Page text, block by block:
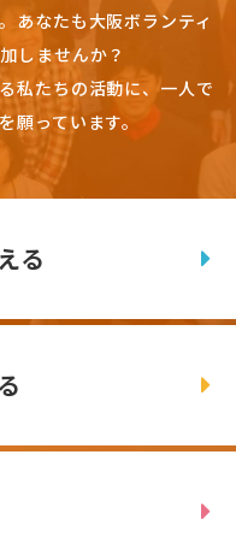
あなたも大阪ボランティ
しませんか？
私たちの活動に、一人で
願っています。
る